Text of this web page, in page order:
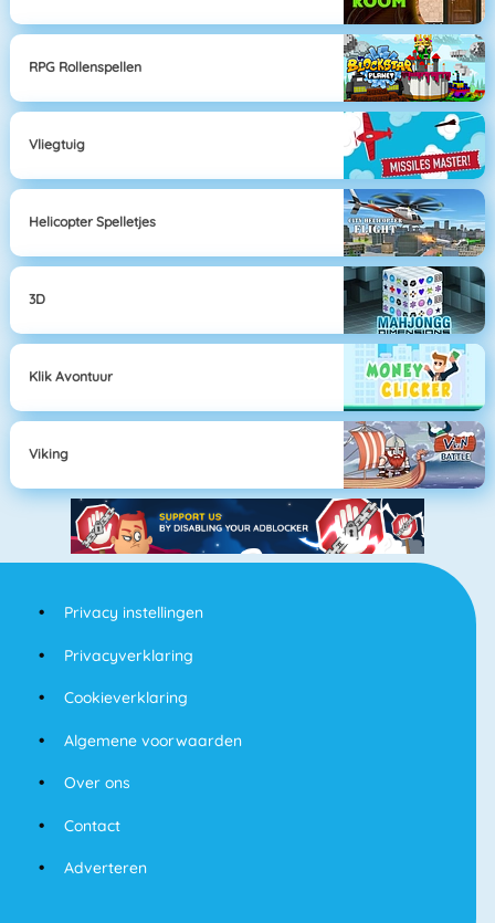
RPG Rollenspellen
Vliegtuig
Helicopter Spelletjes
3D
Klik Avontuur
Viking
Privacy instellingen
Privacyverklaring
Cookieverklaring
Algemene voorwaarden
Over ons
Contact
Adverteren